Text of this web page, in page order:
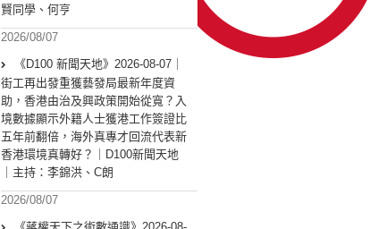
賢同學、何亨
2026/08/07
《D100 新聞天地》2026-08-07｜
街工再出發重獲藝發局最新年度資
助，香港由治及興政策開始從寬？入
境數據顯示外籍人士獲港工作簽證比
五年前翻倍，海外真專才回流代表新
香港環境真轉好？｜D100新聞天地
｜主持：李錦洪、C朗
2026/08/07